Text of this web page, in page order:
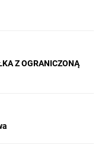
Z OGRANICZONĄ